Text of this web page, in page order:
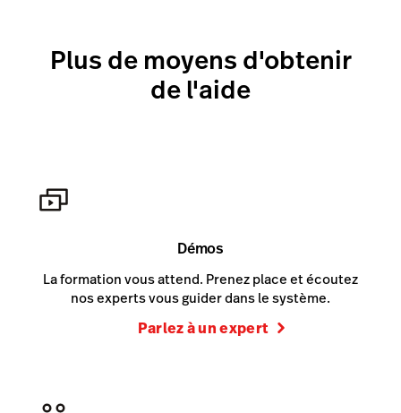
ou vous apprendre quelque chose
de nouveau gratuitement.
Plus de moyens d'obtenir
de l'aide
Démos
La formation vous attend. Prenez place et écoutez
nos experts vous guider dans le système.
Parlez à un expert